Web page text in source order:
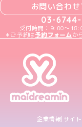
お問い合わ
03-
受付時間：9:00～
＊ご予約は予約フォームか
企業情報 サイ